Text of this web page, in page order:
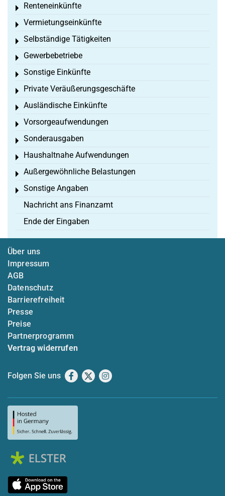
Renteneinkünfte
Toggle menu
Vermietungseinkünfte
Toggle menu
Selbständige Tätigkeiten
Toggle menu
Gewerbebetriebe
Toggle menu
Sonstige Einkünfte
Toggle menu
Private Veräußerungsgeschäfte
Toggle menu
Ausländische Einkünfte
Toggle menu
Vorsorgeaufwendungen
Toggle menu
Sonderausgaben
Toggle menu
Haushaltnahe Aufwendungen
Toggle menu
Außergewöhnliche Belastungen
Toggle menu
Sonstige Angaben
Toggle menu
Nachricht ans Finanzamt
Ende der Eingaben
Über uns
Impressum
AGB
Datenschutz
Barrierefreiheit
Presse
Preise
Partnerprogramm
Vertrag widerrufen
Folgen Sie uns Facebook
X Instagram